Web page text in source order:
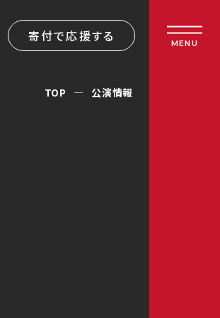
寄付で応援する MENU
TOP 公演情報